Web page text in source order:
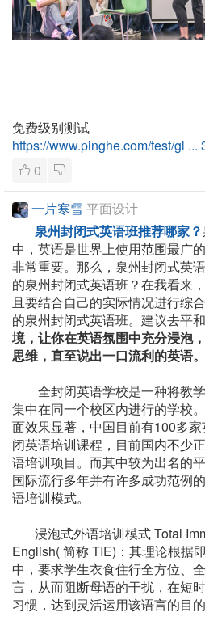
免费级别测试
https://www.pinghe.com/test/gl ...
0
一片寒雪 平面设计
泉州封闭式英语班推荐哪家？
中，英语是世界上使用范围最广
非常重要。那么，泉州封闭式英
的泉州封闭式英语班？在我看来
且要结合自己的实际情况进行综
的泉州封闭式英语班。建议去平
境，让你在英语氛围中充分浸泡
思维，直至说出一口流利的英语。
全封闭英语学校是一种将教学
集中在同一个校区内进行的学校
面效果显著，中国目前有100多
闭英语培训课程，目前国内不少
语培训项目。而其中较为出名的
国际流行多年并有许多成功范例
语培训模式。
浸泡式外语培训模式 Total
English( 简称 TIE)：其理论根据
中，要求学生衣食住行全方位、
言，从而阻断母语的干扰，在短
习惯，达到灵活运用该语言的目的